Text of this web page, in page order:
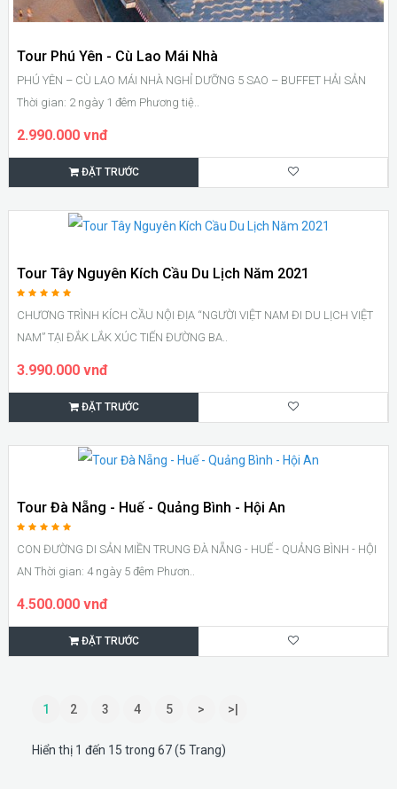
Tour Phú Yên - Cù Lao Mái Nhà
PHÚ YÊN – CÙ LAO MÁI NHÀ NGHỈ DƯỠNG 5 SAO – BUFFET HẢI SẢN
Thời gian: 2 ngày 1 đêm Phương tiệ..
2.990.000 vnđ
ĐẶT TRƯỚC
Tour Tây Nguyên Kích Cầu Du Lịch Năm 2021
CHƯƠNG TRÌNH KÍCH CẦU NỘI ĐỊA “NGƯỜI VIỆT NAM ĐI DU LỊCH VIỆT
NAM” TẠI ĐẮK LẮK XÚC TIẾN ĐƯỜNG BA..
3.990.000 vnđ
ĐẶT TRƯỚC
Tour Đà Nẵng - Huế - Quảng Bình - Hội An
CON ĐƯỜNG DI SẢN MIỀN TRUNG ĐÀ NẴNG - HUẾ - QUẢNG BÌNH - HỘI
AN Thời gian: 4 ngày 5 đêm Phươn..
4.500.000 vnđ
ĐẶT TRƯỚC
1 2 3 4 5 > >|
Hiển thị 1 đến 15 trong 67 (5 Trang)